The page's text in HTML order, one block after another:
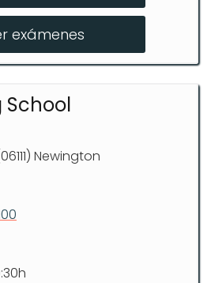
para examen de manejo
manejo defensivo
exámenes
School
Newington